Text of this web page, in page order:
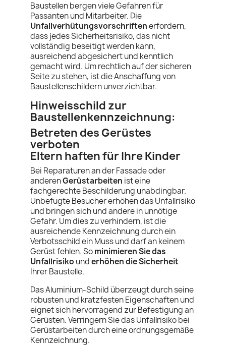
Baustellen bergen viele Gefahren für
Passanten und Mitarbeiter. Die
Unfallverhütungsvorschriftenerfordern,
dass jedes Sicherheitsrisiko, das nicht
vollständig beseitigt werden kann,
ausreichend abgesichert und kenntlich
gemacht wird. Um rechtlich auf der sicheren
Seite zu stehen, ist die Anschaffung von
Baustellenschildern unverzichtbar.
Hinweisschild zur
Baustellenkennzeichnung:
Betreten des Gerüstes
verboten
Eltern haften für Ihre Kinder
Bei Reparaturen an der Fassade oder
anderenGerüstarbeiten ist eine
fachgerechte Beschilderung unabdingbar.
Unbefugte Besucher erhöhen das Unfallrisiko
und bringen sich und andere in unnötige
Gefahr. Um dies zu verhindern, ist die
ausreichende Kennzeichnung durch ein
Verbotsschild ein Muss und darf an keinem
Gerüst fehlen. Sominimieren Sie das
Unfallrisiko underhöhen die Sicherheit
Ihrer Baustelle.
Das Aluminium-Schild überzeugt durch seine
robusten und kratzfesten Eigenschaften und
eignet sich hervorragend zur Befestigung an
Gerüsten. Verringern Sie das Unfallrisiko bei
Gerüstarbeiten durch eine ordnungsgemäße
Kennzeichnung.